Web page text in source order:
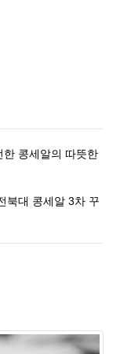
한 콩세알의 따뜻한
북대 콩세알 3차 꾸